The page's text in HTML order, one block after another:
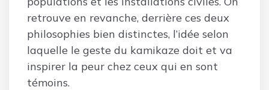
retrouve en revanche, derrière ces deux
philosophies bien distinctes, l’idée selon
laquelle le geste du kamikaze doit et va
inspirer la peur chez ceux qui en sont
témoins.